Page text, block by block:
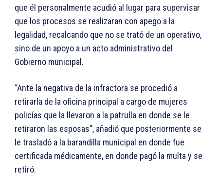
que él personalmente acudió al lugar para supervisar
que los procesos se realizaran con apego a la
legalidad, recalcando que no se trató de un operativo,
sino de un apoyo a un acto administrativo del
Gobierno municipal.
“Ante la negativa de la infractora se procedió a
retirarla de la oficina principal a cargo de mujeres
policías que la llevaron a la patrulla en donde se le
retiraron las esposas”, añadió que posteriormente se
le trasladó a la barandilla municipal en donde fue
certificada médicamente, en donde pagó la multa y se
retiró.